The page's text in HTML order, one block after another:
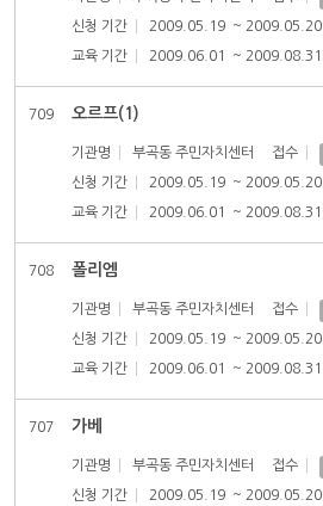
신청 기간 2009.05.19 ~ 2009.05.20
교육 기간 2009.06.01 ~ 2009.08.31
709 오르프(1)
기관명 부곡동 주민자치센터 접수
신청 기간 2009.05.19 ~ 2009.05.20
교육 기간 2009.06.01 ~ 2009.08.31
708 폴리엠
기관명 부곡동 주민자치센터 접수
신청 기간 2009.05.19 ~ 2009.05.20
교육 기간 2009.06.01 ~ 2009.08.31
707 가베
기관명 부곡동 주민자치센터 접수
신청 기간 2009.05.19 ~ 2009.05.20